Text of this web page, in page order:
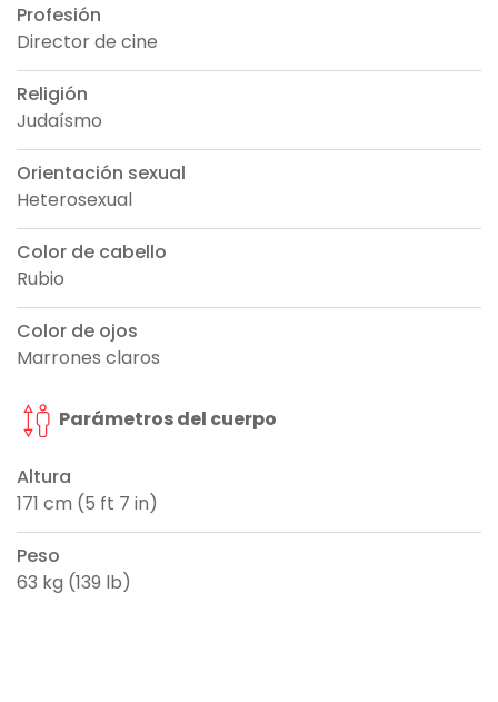
Profesión
Director de cine
Religión
Judaísmo
Orientación sexual
Heterosexual
Color de cabello
Rubio
Color de ojos
Marrones claros
Parámetros del cuerpo
Altura
171 cm (5 ft 7 in)
Peso
63 kg (139 lb)